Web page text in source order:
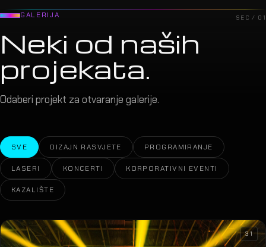
GALERIJA
Neki od naših
projekata.
Odaberi projekt za otvaranje galerije.
SEC / 01
SVE DIZAJN RASVJETE PROGRAMIRANJE
LASERI KONCERTI KORPORATIVNI EVENTI
KAZALIŠTE
31